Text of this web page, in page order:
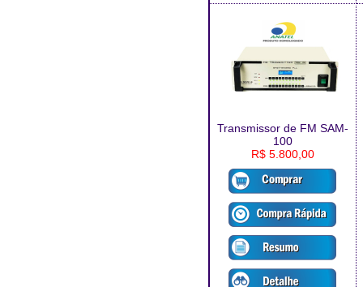
Transmissor de FM SAM-
100
R$ 5.800,00